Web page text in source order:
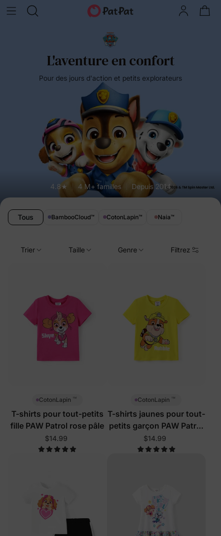
L'aventure en confort
Pour des jours d'action et petits explorateurs
4.8★ 4 M+ familles Depuis 2014
Tous BambooCloud™ CotonLapin™ Naia™
Trier Taille Genre Filtrez
CotonLapin ™
T-shirts pour tout-petits
fille PAW Patrol rose pâle
$14.99
CotonLapin ™
T-shirts jaunes pour tout-
petits garçon PAW Patrol
Toddler
$14.99